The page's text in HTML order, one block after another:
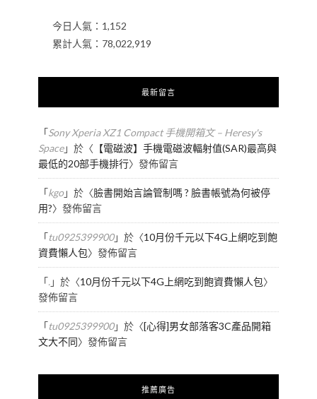
今日人氣： 1,152
累計人氣： 78,022,919
最新留言
「Sony Xperia XZ1 Compact 手機開箱文 – Heresy's
Space」於〈 【電磁波】手機電磁波輻射值(SAR)最高與
最低的20部手機排行〉發佈留言
「kgo」於〈臉書開始言論管制嗎 ? 臉書帳號為何被停
用?〉發佈留言
「tu0925399900」於〈10月份千元以下4G上網吃到飽
資費懶人包〉發佈留言
「.」於〈10月份千元以下4G上網吃到飽資費懶人包〉
發佈留言
「tu0925399900」於〈[心得]男女部落客3C產品開箱
文大不同〉發佈留言
推薦廣告